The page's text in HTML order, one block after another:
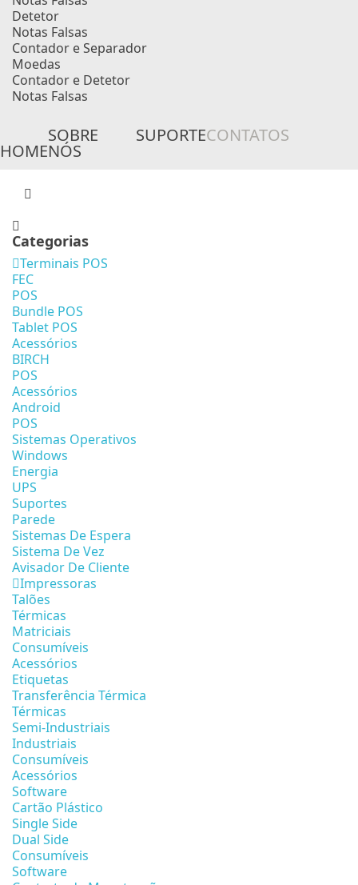
Detetor
Notas Falsas
Contador e Separador
Moedas
Contador e Detetor
Notas Falsas
HOME
SOBRE
NÓS
SUPORTECONTATOS
Categorias
Terminais POS
FEC
POS
Bundle POS
Tablet POS
Acessórios
BIRCH
POS
Acessórios
Android
POS
Sistemas Operativos
Windows
Energia
UPS
Suportes
Parede
Sistemas De Espera
Sistema De Vez
Avisador De Cliente
Impressoras
Talões
Térmicas
Matriciais
Consumíveis
Acessórios
Etiquetas
Transferência Térmica
Térmicas
Semi-Industriais
Industriais
Consumíveis
Acessórios
Software
Cartão Plástico
Single Side
Dual Side
Consumíveis
Software